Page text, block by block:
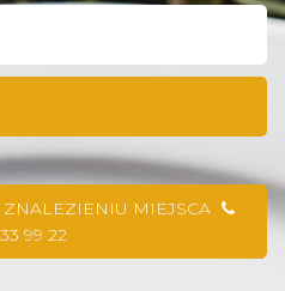
MIEJSCA
99 22